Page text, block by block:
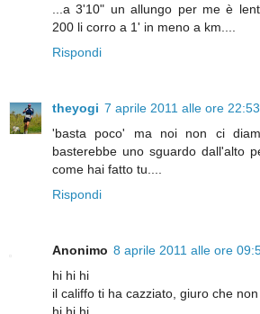
...a 3'10" un allungo per me è
200 li corro a 1' in meno a km....
Rispondi
theyogi 7 aprile 2011 alle ore 22:53
'basta poco' ma noi non ci
basterebbe uno sguardo dall'alto
come hai fatto tu....
Rispondi
Anonimo 8 aprile 2011 alle ore
hi hi hi
il califfo ti ha cazziato, giuro che
hi hi hi